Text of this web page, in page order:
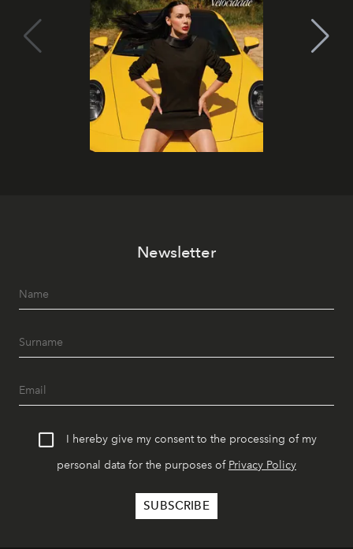
Newsletter
I hereby give my consent to the processing of my
personal data for the purposes of Privacy Policy